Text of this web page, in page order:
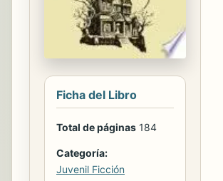
Ficha del Libro
Total de páginas 184
Categoría:
Juvenil Ficción